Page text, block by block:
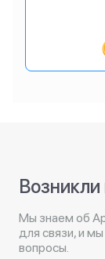
Мы знаем об
для связи, и
вопросы.